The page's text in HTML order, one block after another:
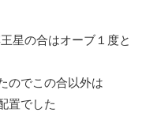
星の合はオーブ１度と
のでこの合以外は
置でした